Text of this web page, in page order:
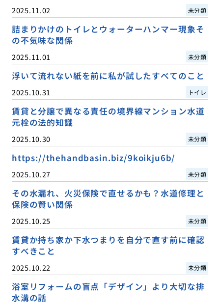
2025.11.02 未分類
詰まりかけのトイレとウォーターハンマー現象そ
の不気味な関係
2025.11.01 未分類
浮いて流れない紙を前に私が試したすべてのこと
2025.10.31 トイレ
賃貸と分譲で異なる責任の境界線マンション水道
元栓の法的知識
2025.10.30 未分類
https://thehandbasin.biz/9koikju6b/
2025.10.27 未分類
その水漏れ、火災保険で直せるかも？水道修理と
保険の賢い関係
2025.10.25 未分類
賃貸か持ち家か下水つまりを自分で直す前に確認
すべきこと
2025.10.22 未分類
浴室リフォームの盲点「デザイン」より大切な排
水溝の話